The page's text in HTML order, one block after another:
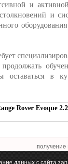
и
и
оставаться в
Rover Evoque
получение
данных с сайта